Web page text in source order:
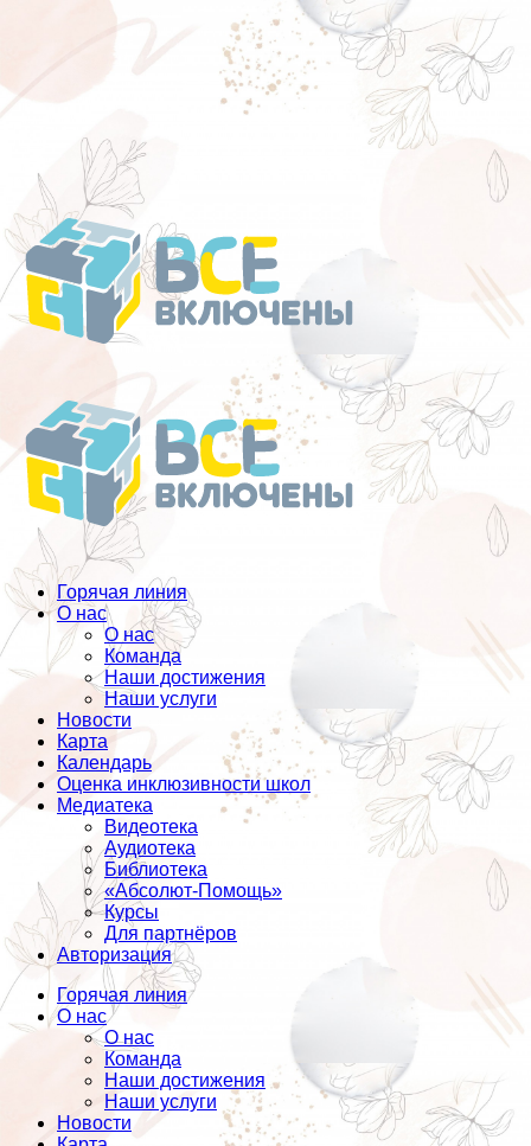
Перейти
к
содержанию
Горячая линия
О нас
О нас
Команда
Наши достижения
Наши услуги
Новости
Карта
Календарь
Оценка инклюзивности школ
Медиатека
Видеотека
Аудиотека
Библиотека
«Абсолют-Помощь»
Курсы
Для партнёров
Авторизация
Горячая линия
О нас
О нас
Команда
Наши достижения
Наши услуги
Новости